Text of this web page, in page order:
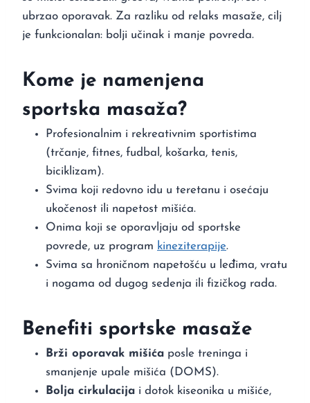
ubrzao oporavak. Za razliku od relaks masaže, cilj
je funkcionalan: bolji učinak i manje povreda.
Kome je namenjena
sportska masaža?
Profesionalnim i rekreativnim sportistima
(trčanje, fitnes, fudbal, košarka, tenis,
biciklizam).
Svima koji redovno idu u teretanu i osećaju
ukočenost ili napetost mišića.
Onima koji se oporavljaju od sportske
povrede, uz program kineziterapije.
Svima sa hroničnom napetošću u leđima, vratu
i nogama od dugog sedenja ili fizičkog rada.
Benefiti sportske masaže
Brži oporavak mišića posle treninga i
smanjenje upale mišića (DOMS).
Bolja cirkulacija i dotok kiseonika u mišiće,